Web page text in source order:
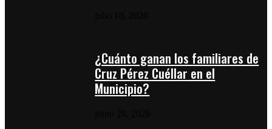
¿Cuánto ganan los familiares de
Cruz Pérez Cuéllar en el
Municipio?